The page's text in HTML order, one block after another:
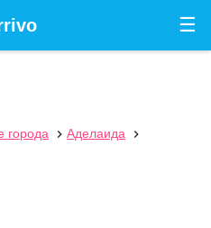
☰
города  Аделаида
